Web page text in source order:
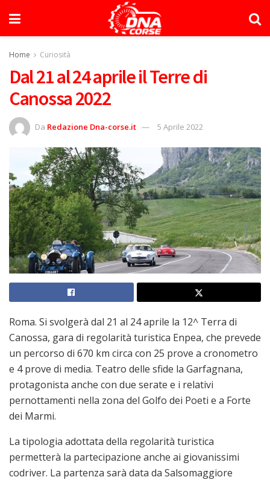
Home Curiosità
Dal 21 al 24 aprile il Terre di
Canossa 2022
Da Redazione Dna-corse.it 5 Aprile 2022
Roma. Si svolgerà dal 21 al 24 aprile la 12^ Terra di
Canossa, gara di regolarità turistica Enpea, che prevede
un percorso di 670 km circa con 25 prove a cronometro
e 4 prove di media. Teatro delle sfide la Garfagnana,
protagonista anche con due serate e i relativi
pernottamenti nella zona del Golfo dei Poeti e a Forte
dei Marmi.
La tipologia adottata della regolarità turistica
permetterà la partecipazione anche ai giovanissimi
codriver. La partenza sarà data da Salsomaggiore